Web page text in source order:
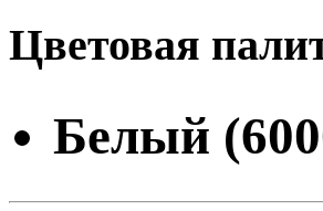
Цветовая
Белый